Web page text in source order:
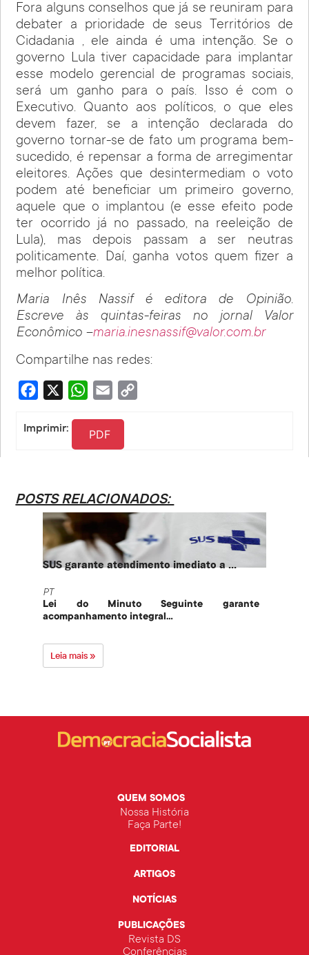
Fora alguns conselhos que já se reuniram para
debater a prioridade de seus Territórios de
Cidadania , ele ainda é uma intenção. Se o
governo Lula tiver capacidade para implantar
esse modelo gerencial de programas sociais,
será um ganho para o país. Isso é com o
Executivo. Quanto aos políticos, o que eles
devem fazer, se a intenção declarada do
governo tornar-se de fato um programa bem-
sucedido, é repensar a forma de arregimentar
eleitores. Ações que desintermediam o voto
podem até beneficiar um primeiro governo,
aquele que o implantou (e esse efeito pode
ter ocorrido já no passado, na reeleição de
Lula), mas depois passam a ser neutras
politicamente. Daí, ganha votos quem fizer a
melhor política.
Maria Inês Nassif é editora de Opinião.
Escreve às quintas-feiras no jornal Valor
Econômico –maria.inesnassif@valor.com.br
Compartilhe nas redes:
Facebook WhatsApp
Email
Imprimir: PDF
POSTS RELACIONADOS:
SUS garante atendimento imediato a ...
PT
Lei do Minuto Seguinte garante
acompanhamento integral...
Leia mais »
QUEM SOMOS
Nossa História
Faça Parte!
EDITORIAL
ARTIGOS
NOTÍCIAS
PUBLICAÇÕES
Revista DS
Conferências